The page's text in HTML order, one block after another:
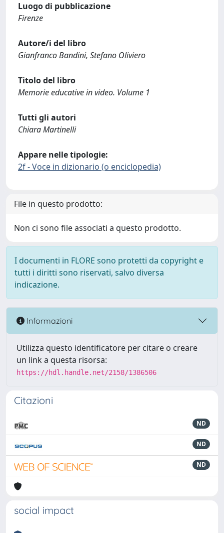
Luogo di pubblicazione
Firenze
Autore/i del libro
Gianfranco Bandini, Stefano Oliviero
Titolo del libro
Memorie educative in video. Volume 1
Tutti gli autori
Chiara Martinelli
Appare nelle tipologie:
2f - Voce in dizionario (o enciclopedia)
File in questo prodotto:
Non ci sono file associati a questo prodotto.
I documenti in FLORE sono protetti da copyright e
tutti i diritti sono riservati, salvo diversa
indicazione.
Informazioni
Utilizza questo identificatore per citare o creare
un link a questa risorsa:
https://hdl.handle.net/2158/1386506
Citazioni
ND
ND
ND
social impact